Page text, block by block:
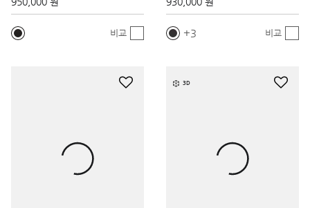
비교 3 비교
3D